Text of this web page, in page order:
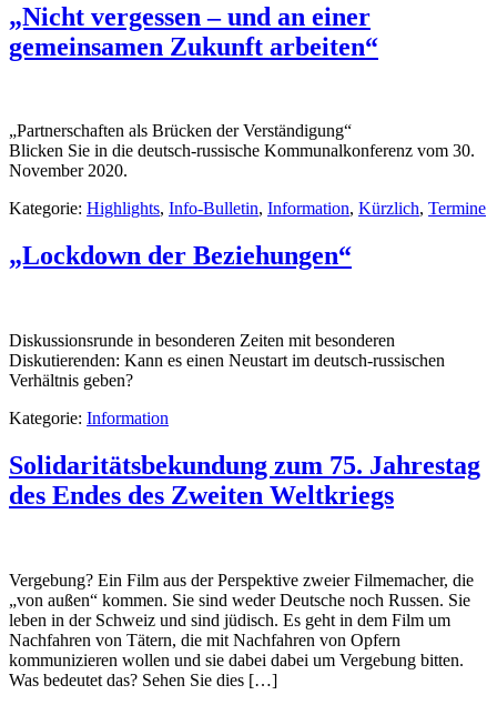
„Nicht vergessen – und an einer
gemeinsamen Zukunft arbeiten“
„Partnerschaften als Brücken der Verständigung“
Blicken Sie in die deutsch-russische Kommunalkonferenz vom 30.
November 2020.
Kategorie: Highlights, Info-Bulletin, Information, Kürzlich, Termine
„Lockdown der Beziehungen“
Diskussionsrunde in besonderen Zeiten mit besonderen
Diskutierenden: Kann es einen Neustart im deutsch-russischen
Verhältnis geben?
Kategorie: Information
Solidaritätsbekundung zum 75. Jahrestag
des Endes des Zweiten Weltkriegs
Vergebung? Ein Film aus der Perspektive zweier Filmemacher, die
„von außen“ kommen. Sie sind weder Deutsche noch Russen. Sie
leben in der Schweiz und sind jüdisch. Es geht in dem Film um
Nachfahren von Tätern, die mit Nachfahren von Opfern
kommunizieren wollen und sie dabei dabei um Vergebung bitten.
Was bedeutet das? Sehen Sie dies […]